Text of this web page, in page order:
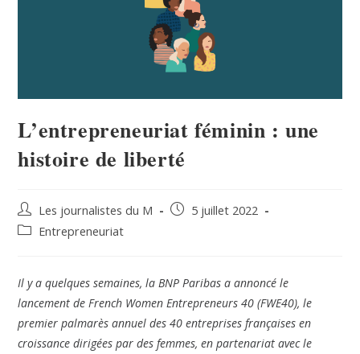
L’entrepreneuriat féminin : une
histoire de liberté
Les journalistes du M
5 juillet 2022
Entrepreneuriat
Il y a quelques semaines, la BNP Paribas a annoncé le
lancement de French Women Entrepreneurs 40 (FWE40), le
premier palmarès annuel des 40 entreprises françaises en
croissance dirigées par des femmes, en partenariat avec le